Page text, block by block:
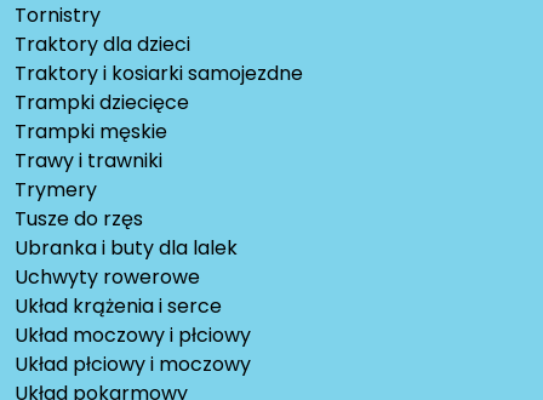
Tornistry
Traktory dla dzieci
Traktory i kosiarki samojezdne
Trampki dziecięce
Trampki męskie
Trawy i trawniki
Trymery
Tusze do rzęs
Ubranka i buty dla lalek
Uchwyty rowerowe
Układ krążenia i serce
Układ moczowy i płciowy
Układ płciowy i moczowy
Układ pokarmowy